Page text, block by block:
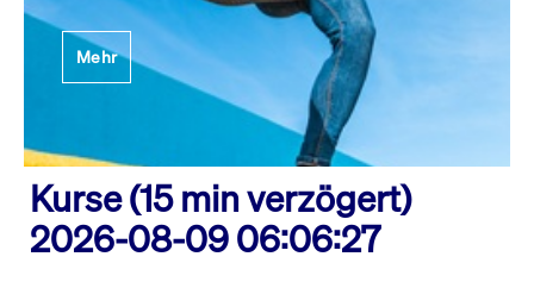
Mehr
Kurse (15 min verzögert)
2026-08-09 06:06:27